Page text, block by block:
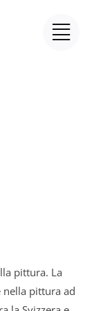
pittura. La
nella pittura ad